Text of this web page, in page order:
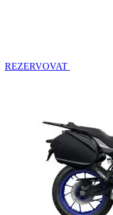
REZERVOVAT